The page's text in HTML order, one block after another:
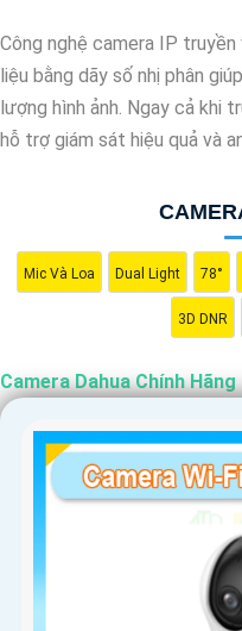
trội của Camera Dahua
Công nghệ camera IP
liệu bằng dãy số nhị phân
lượng hình ảnh. Ngay cả khi
hỗ trợ giám sát hiệu quả và
Mic Và Loa Dual Light 78°
3D DNR
Camera Dahua Chính Hãng